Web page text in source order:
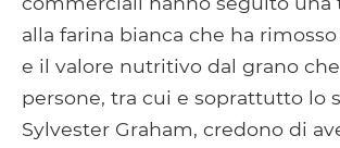
alla farina bianca che ha
e il valore nutritivo dal grano
persone, tra cui e soprattutto lo
Sylvester Graham, credono di